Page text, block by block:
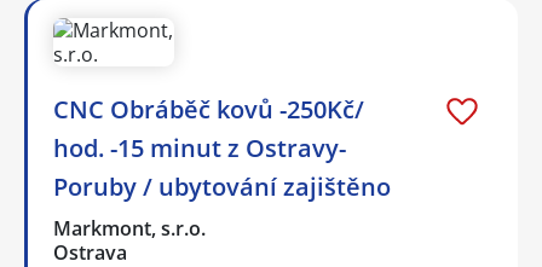
CNC Obráběč kovů -250Kč/
hod. -15 minut z Ostravy-
Poruby / ubytování zajištěno
Markmont, s.r.o.
Ostrava